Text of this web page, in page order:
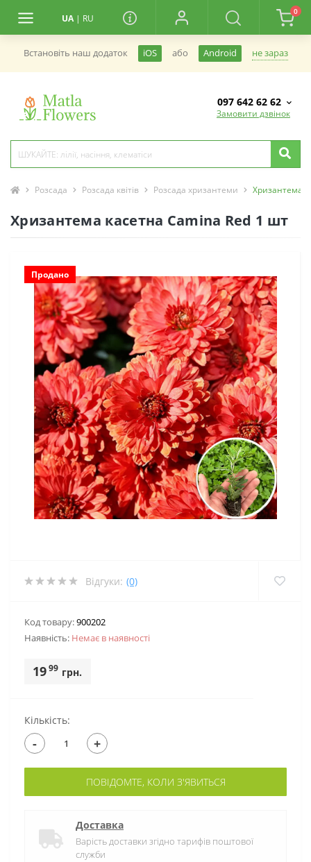
UA | RU
0
Встановiть наш додаток iOS або Android не зараз
097 642 62 62
Замовити дзвінок
Розсада Розсада квітів Розсада хризантеми Хризантема
Хризантема касетна Camina Red 1 шт
Продано
Відгуки: (0)
Код товару:900202
Наявність: Немає в наявностi
1999 грн.
Кількість:
- +
ПОВІДОМТЕ, КОЛИ З'ЯВИТЬСЯ
Доставка
Варість доставки згідно тарифів поштової
служби